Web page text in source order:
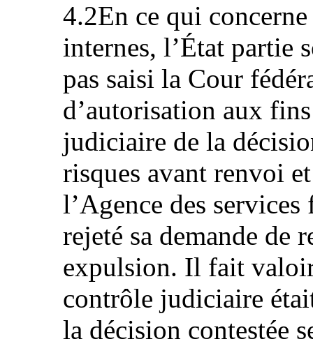
4.2En ce qui
internes, l’État partie
pas saisi la Cour
d’autorisation aux
judiciaire de la
risques avant renvoi
l’Agence des
rejeté sa demande de
expulsion. Il fait
contrôle judiciaire
la décision contestée